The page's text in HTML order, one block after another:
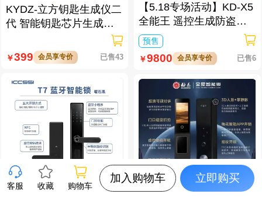
KYDZ-立方钥匙生成仪二
代 智能钥匙芯片生成与
数据处理仪/立方钥匙生
成仪二代
￥399 会员享专价 已售43
艾栖ICCSSI-T7蓝牙智能
【5.18专场活动】KD-X5
全能王 遥控生成防盗匹
配仪
预售
￥9800 会员享专价 已售6
梅花-F20-Pro 3D人脸+掌
客服 收藏 购物车
加入购物车 立即购买